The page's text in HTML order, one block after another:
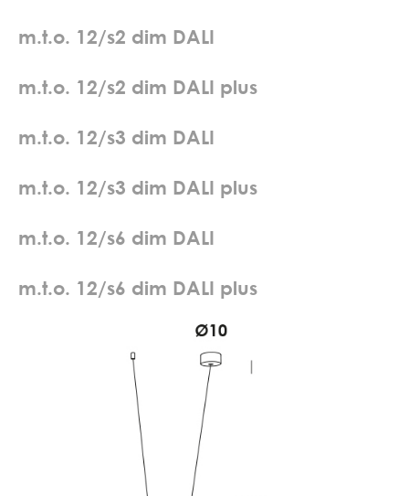
m.t.o. 12/s2 dim DALI
m.t.o. 12/s2 dim DALI plus
m.t.o. 12/s3 dim DALI
m.t.o. 12/s3 dim DALI plus
m.t.o. 12/s6 dim DALI
m.t.o. 12/s6 dim DALI plus